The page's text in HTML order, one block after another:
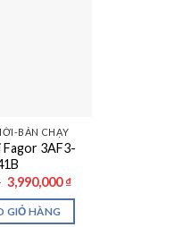
BÁN CHẠY
Fagor 3AF3-
Giá
gốc
là:
5,990,000 ₫.
3,990,000₫Giá
GIỎ HÀNG